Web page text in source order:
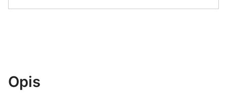
Opis